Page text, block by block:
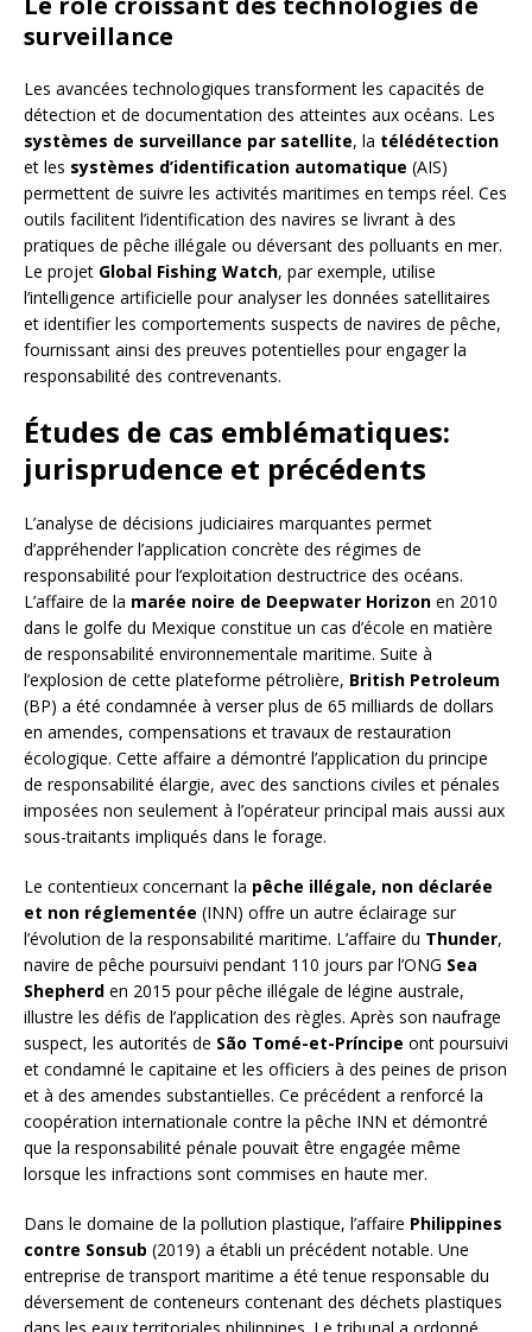
surveillance
Les avancées technologiques transforment les capacités de
détection et de documentation des atteintes aux océans. Les
systèmes de surveillance par satellite, la télédétection
et les systèmes d’identification automatique (AIS)
permettent de suivre les activités maritimes en temps réel. Ces
outils facilitent l’identification des navires se livrant à des
pratiques de pêche illégale ou déversant des polluants en mer.
Le projet Global Fishing Watch, par exemple, utilise
l’intelligence artificielle pour analyser les données satellitaires
et identifier les comportements suspects de navires de pêche,
fournissant ainsi des preuves potentielles pour engager la
responsabilité des contrevenants.
Études de cas emblématiques:
jurisprudence et précédents
L’analyse de décisions judiciaires marquantes permet
d’appréhender l’application concrète des régimes de
responsabilité pour l’exploitation destructrice des océans.
L’affaire de la marée noire de Deepwater Horizon en 2010
dans le golfe du Mexique constitue un cas d’école en matière
de responsabilité environnementale maritime. Suite à
l’explosion de cette plateforme pétrolière, British Petroleum
(BP) a été condamnée à verser plus de 65 milliards de dollars
en amendes, compensations et travaux de restauration
écologique. Cette affaire a démontré l’application du principe
de responsabilité élargie, avec des sanctions civiles et pénales
imposées non seulement à l’opérateur principal mais aussi aux
sous-traitants impliqués dans le forage.
Le contentieux concernant la pêche illégale, non déclarée
et non réglementée (INN) offre un autre éclairage sur
l’évolution de la responsabilité maritime. L’affaire du Thunder,
navire de pêche poursuivi pendant 110 jours par l’ONG Sea
Shepherd en 2015 pour pêche illégale de légine australe,
illustre les défis de l’application des règles. Après son naufrage
suspect, les autorités de São Tomé-et-Príncipe ont poursuivi
et condamné le capitaine et les officiers à des peines de prison
et à des amendes substantielles. Ce précédent a renforcé la
coopération internationale contre la pêche INN et démontré
que la responsabilité pénale pouvait être engagée même
lorsque les infractions sont commises en haute mer.
Dans le domaine de la pollution plastique, l’affaire Philippines
contre Sonsub (2019) a établi un précédent notable. Une
entreprise de transport maritime a été tenue responsable du
déversement de conteneurs contenant des déchets plastiques